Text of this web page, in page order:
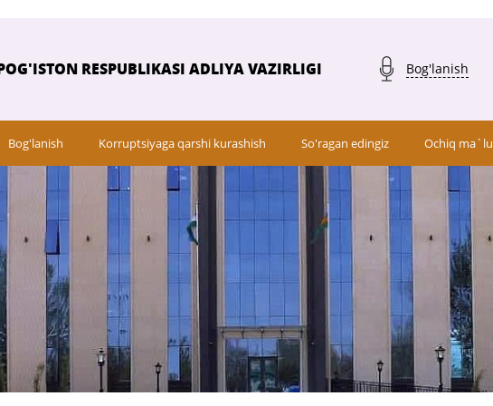
RESPUBLIKASI ADLIYA VAZIRLIGI Bog'lanish
Bog'lanish Korruptsiyaga qarshi kurashish So'ragan edingiz Ochiq